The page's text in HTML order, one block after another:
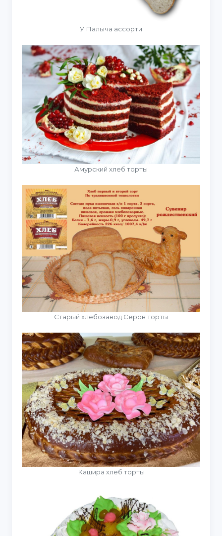
У Палыча ассорти
Амурский хлеб торты
Старый хлебозавод Серов торты
Кашира хлеб торты